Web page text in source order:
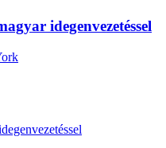
idegenvezetéssel